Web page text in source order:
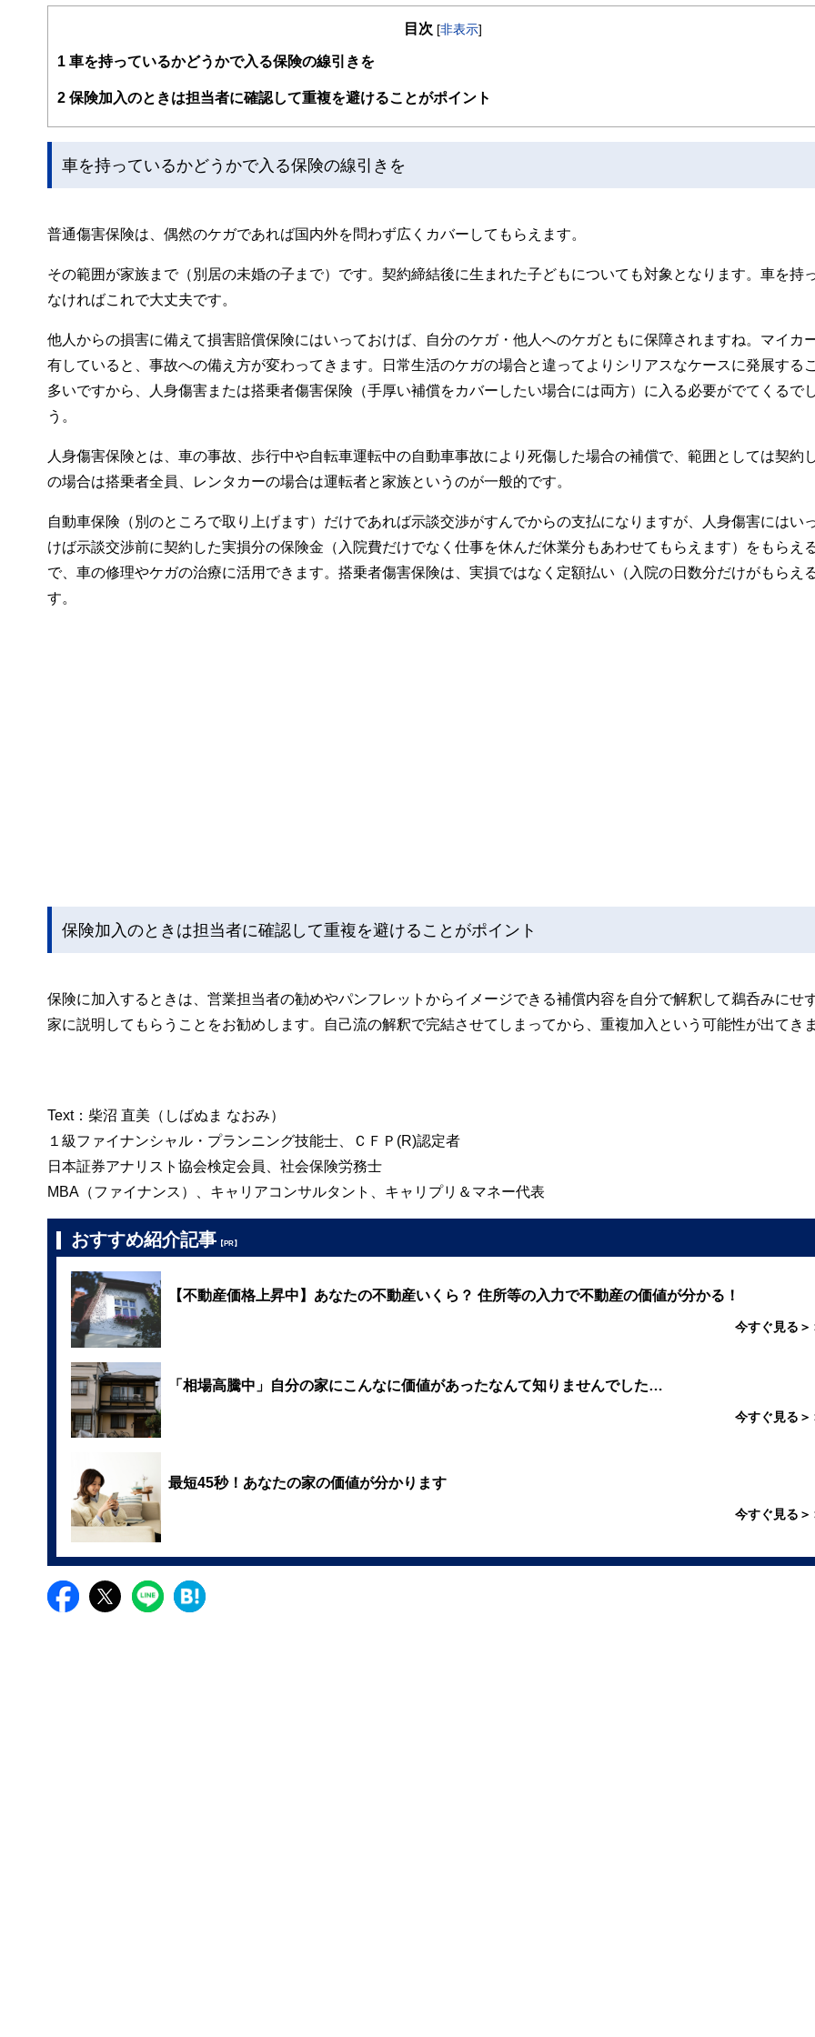
http://www.caripri.com
目次 [非表示]
1 車を持っているかどうかで入る保険の線引きを
2 保険加入のときは担当者に確認して重複を避けることがポイント
車を持っているかどうかで入る保険の線引きを
普通傷害保険は、偶然のケガであれば国内外を問わず広くカバーしてもらえます。
その範囲が家族まで（別居の未婚の子まで）です。契約締結後に生まれた子どもについても対象となります。車を持
なければこれで大丈夫です。
他人からの損害に備えて損害賠償保険にはいっておけば、自分のケガ・他人へのケガともに保障されますね。マイカ
有していると、事故への備え方が変わってきます。日常生活のケガの場合と違ってよりシリアスなケースに発展する
多いですから、人身傷害または搭乗者傷害保険（手厚い補償をカバーしたい場合には両方）に入る必要がでてくるで
う。
人身傷害保険とは、車の事故、歩行中や自転車運転中の自動車事故により死傷した場合の補償で、範囲としては契約
の場合は搭乗者全員、レンタカーの場合は運転者と家族というのが一般的です。
自動車保険（別のところで取り上げます）だけであれば示談交渉がすんでからの支払になりますが、人身傷害にはい
けば示談交渉前に契約した実損分の保険金（入院費だけでなく仕事を休んだ休業分もあわせてもらえます）をもらえ
で、車の修理やケガの治療に活用できます。搭乗者傷害保険は、実損ではなく定額払い（入院の日数分だけがもらえ
す。
保険加入のときは担当者に確認して重複を避けることがポイント
保険に加入するときは、営業担当者の勧めやパンフレットからイメージできる補償内容を自分で解釈して鵜呑みにせ
家に説明してもらうことをお勧めします。自己流の解釈で完結させてしまってから、重複加入という可能性が出てきま
Text：柴沼 直美（しばぬま なおみ）
１級ファイナンシャル・プランニング技能士、ＣＦＰ(R)認定者
日本証券アナリスト協会検定会員、社会保険労務士
MBA（ファイナンス）、キャリアコンサルタント、キャリプリ＆マネー代表
おすすめ紹介記事 【PR】
【不動産価格上昇中】あなたの不動産いくら？ 住所等の入力で不動産の価値が分かる！
今すぐ見る＞
「相場高騰中」自分の家にこんなに価値があったなんて知りませんでした…
今すぐ見る＞
最短45秒！あなたの家の価値が分かります
今すぐ見る＞